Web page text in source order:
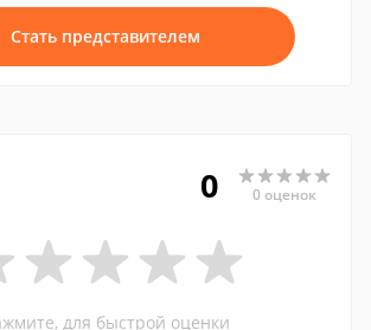
Стать представителем
0 0 оценок
для быстрой оценки